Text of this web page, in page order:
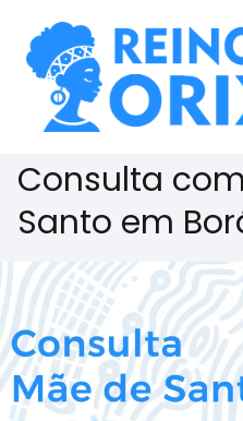
Consulta
Santo em